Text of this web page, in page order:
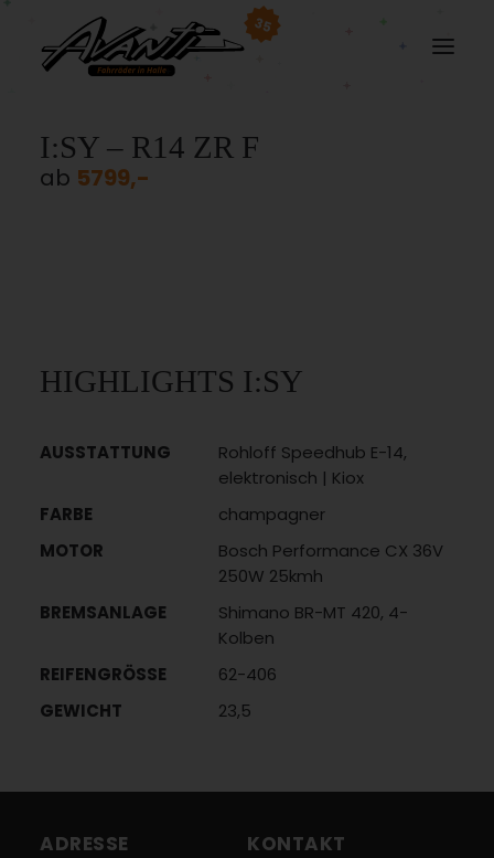
35
I:SY – R14 ZR F
ab 5799,-
HIGHLIGHTS I:SY
AUSSTATTUNG
Rohloff Speedhub E-14,
elektronisch | Kiox
FARBE
champagner
MOTOR
Bosch Performance CX 36V
250W 25kmh
BREMSANLAGE
Shimano BR-MT 420, 4-
Kolben
REIFENGRÖSSE
62-406
GEWICHT
23,5
ADRESSE KONTAKT